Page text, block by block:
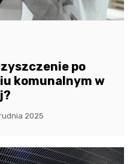
po
komunalnym w
2025